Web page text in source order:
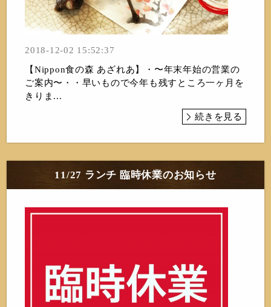
2018-12-02 15:52:37
【Nippon食の森 あざれあ】・〜年末年始の営業の
ご案内〜・・早いもので今年も残すところ一ヶ月を
きりま...
続きを見る
11/27 ランチ 臨時休業のお知らせ